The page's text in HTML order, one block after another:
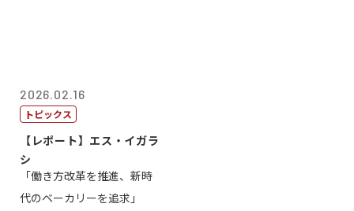
2026.02.16
トピックス
【レポート】エス・イガラ
シ
「働き方改革を推進、新時
代のベーカリーを追求」